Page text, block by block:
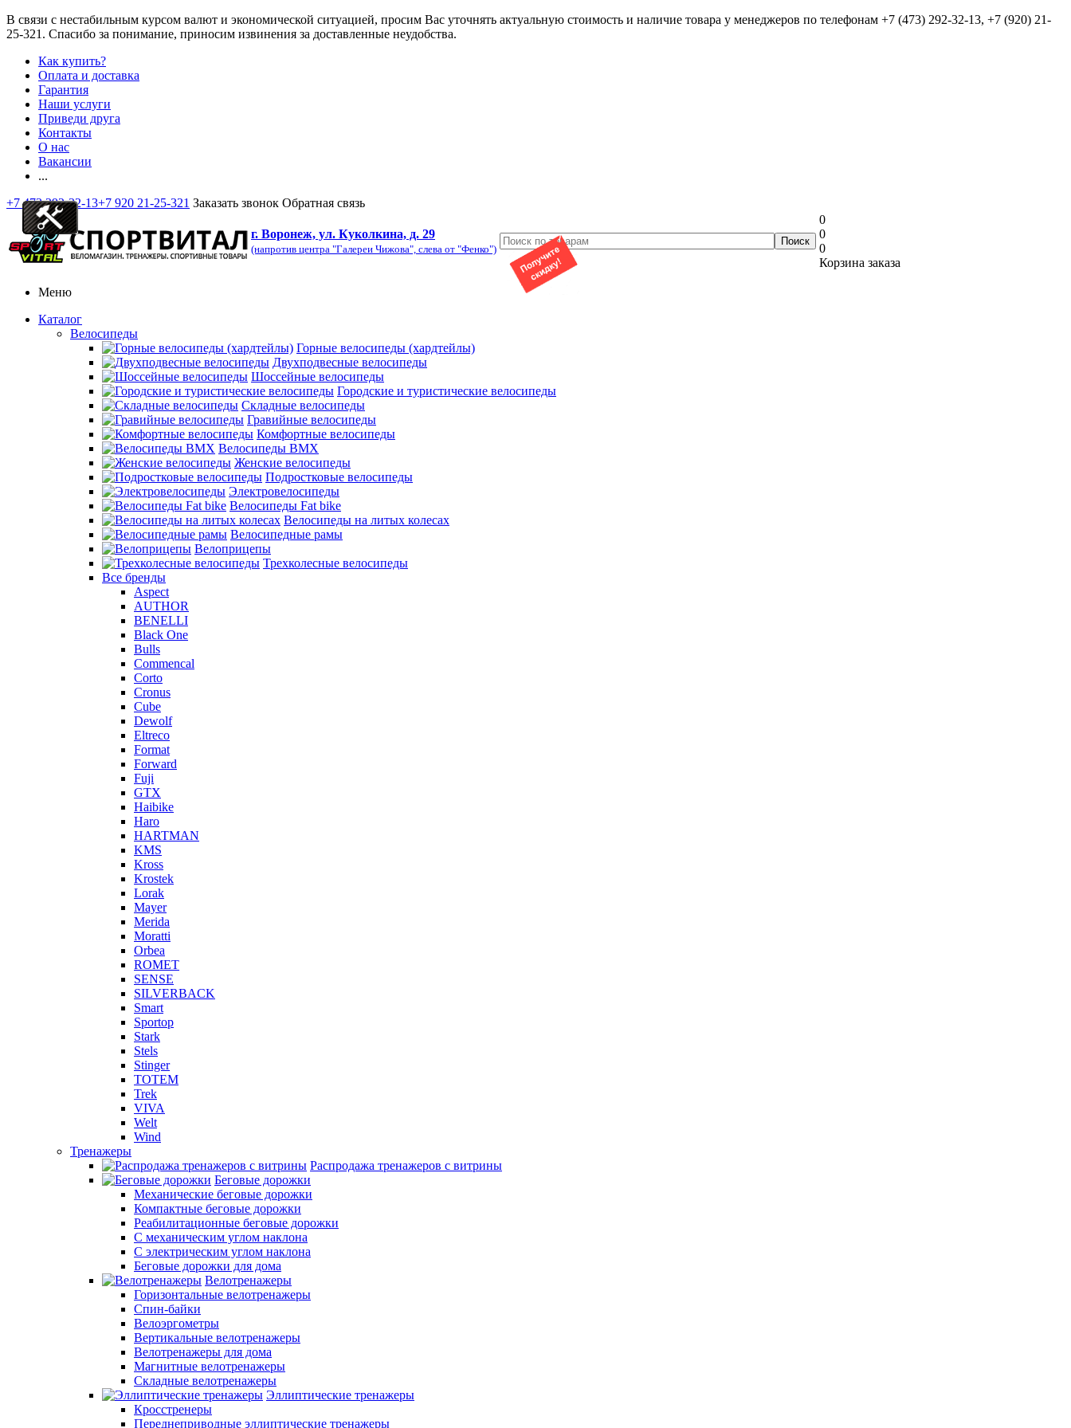
В связи с нестабильным курсом валют и экономической ситуацией, просим Вас уточнять актуальную стоимость и наличие товара у менеджеров по телефонам +7 (473) 292-32-13, +7 (920) 21-
25-321 . Спасибо за понимание, приносим извинения за доставленные неудобства.
Как купить?
Оплата и доставка
Гарантия
Наши услуги
Приведи друга
Контакты
О нас
Вакансии
...
+7 473 292-32-13+7 920 21-25-321 Заказать звонок Обратная связь
г. Воронеж, ул. Куколкина, д. 29
(напротив центра "Галереи Чижова", слева от "Фенко")
0
0
0
Корзина заказа
Меню
Каталог
Велосипеды
Горные велосипеды (хардтейлы)
Двухподвесные велосипеды
Шоссейные велосипеды
Городские и туристические велосипеды
Складные велосипеды
Гравийные велосипеды
Комфортные велосипеды
Велосипеды BMX
Женские велосипеды
Подростковые велосипеды
Электровелосипеды
Велосипеды Fat bike
Велосипеды на литых колесах
Велосипедные рамы
Велоприцепы
Трехколесные велосипеды
Все бренды
Aspect
AUTHOR
BENELLI
Black One
Bulls
Commencal
Corto
Cronus
Cube
Dewolf
Eltreco
Format
Forward
Fuji
GTX
Haibike
Haro
HARTMAN
KMS
Kross
Krostek
Lorak
Mayer
Merida
Moratti
Orbea
ROMET
SENSE
SILVERBACK
Smart
Sportop
Stark
Stels
Stinger
TOTEM
Trek
VIVA
Welt
Wind
Тренажеры
Распродажа тренажеров с витрины
Беговые дорожки
Механические беговые дорожки
Компактные беговые дорожки
Реабилитационные беговые дорожки
С механическим углом наклона
С электрическим углом наклона
Беговые дорожки для дома
Велотренажеры
Горизонтальные велотренажеры
Спин-байки
Велоэргометры
Вертикальные велотренажеры
Велотренажеры для дома
Магнитные велотренажеры
Складные велотренажеры
Эллиптические тренажеры
Кросстренеры
Переднеприводные эллиптические тренажеры